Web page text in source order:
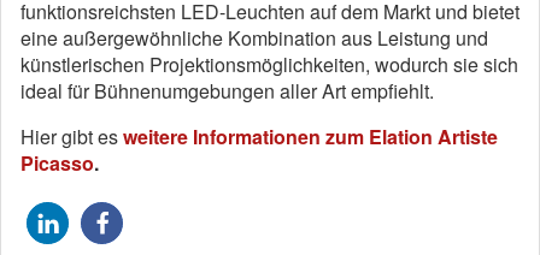
funktionsreichsten LED-Leuchten auf dem Markt und bietet
eine außergewöhnliche Kombination aus Leistung und
künstlerischen Projektionsmöglichkeiten, wodurch sie sich
ideal für Bühnenumgebungen aller Art empfiehlt.
Hier gibt esweitere Informationen zum Elation Artiste
Picasso.